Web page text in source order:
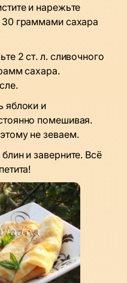
и нарежьте
граммами сахара
2 ст. л. сливочного
сахара.
яблоки и
помешивая.
не зеваем.
и заверните. Всё